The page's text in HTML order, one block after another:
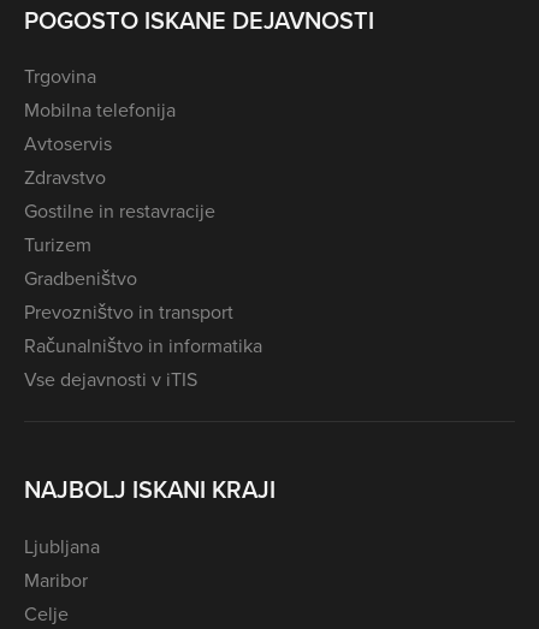
POGOSTO ISKANE DEJAVNOSTI
Trgovina
Mobilna telefonija
Avtoservis
Zdravstvo
Gostilne in restavracije
Turizem
Gradbeništvo
Prevozništvo in transport
Računalništvo in informatika
Vse dejavnosti v iTIS
NAJBOLJ ISKANI KRAJI
Ljubljana
Maribor
Celje